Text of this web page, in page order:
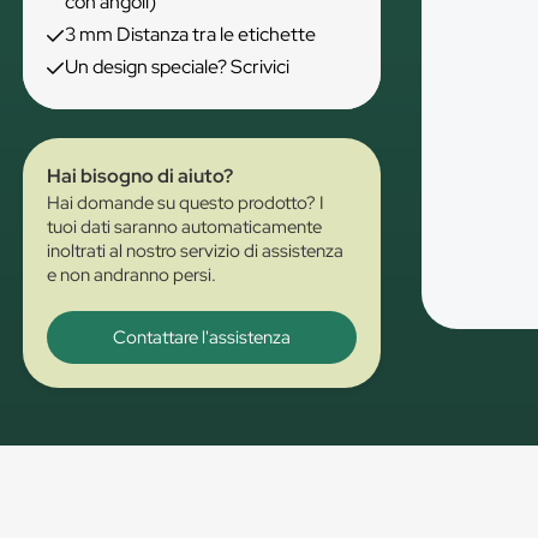
3 mm Distanza tra le etichette
Un design speciale? Scrivici
Hai bisogno di aiuto?
Hai domande su questo prodotto? I
tuoi dati saranno automaticamente
inoltrati al nostro servizio di assistenza
e non andranno persi.
Contattare l'assistenza